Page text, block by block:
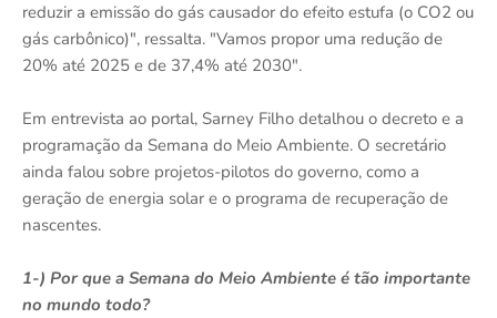
reduzir a emissão do gás causador do efeito estufa (o CO2 ou
gás carbônico)", ressalta. "Vamos propor uma redução de
20% até 2025 e de 37,4% até 2030".
Em entrevista ao portal, Sarney Filho detalhou o decreto e a
programação da Semana do Meio Ambiente. O secretário
ainda falou sobre projetos-pilotos do governo, como a
geração de energia solar e o programa de recuperação de
nascentes.
1-) Por que a Semana do Meio Ambiente é tão importante
no mundo todo?